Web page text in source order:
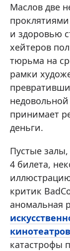
Маслов две
и здоровью
хейтеров
тюрьма на
рамки
принимает
деньги.
Пустые залы,
4 билета,
критик
аномальная
кинотеатров
катастрофы